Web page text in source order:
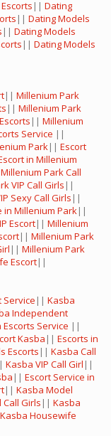
|| Dating
|| Dating Models
|| Dating Models
|| Dating Models
|| Millenium Park
|| Millenium Park
|| Millenium
Service ||
Park|| Escort
in Millenium
Millenium Park Call
VIP Call Girls ||
Sexy Call Girls ||
in Millenium Park||
Escort|| Millenium
|| Millenium Park
|| Millenium Park
Escort||
Service || Kasba
Independent
Escorts Service ||
Kasba || Escorts in
Escorts || Kasba Call
Kasba VIP Call Girl ||
|| Escort Service in
|| Kasba Model
Girls || Kasba
Kasba Housewife